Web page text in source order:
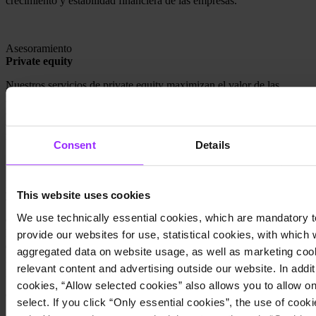
Consent Details
This website uses cookies
We use technically essential cookies, which are mandatory
provide our websites for use, statistical cookies, with which
aggregated data on website usage, as well as marketing
relevant content and advertising outside our website. In
cookies, “Allow selected cookies” also allows you to allow
select. If you click “Only essential cookies”, the use of
Asesoramiento
Private equity
Nuestros servicios de private equity maximizan el valor de las
asesoramiento integral y personalizado para asegurar el éxito y la
ESG y Sustainability Reporting
Ofrecemos servicios de ESG y Sustainability Reporting que mejoran
la transparencia y responsabilidad corporativa. Ayudamos a las
empresas a integrar prácticas sostenibles, cumpliendo con
normativas y aumentando su valor a largo plazo mediante informes
precisos y estrategias efectivas.